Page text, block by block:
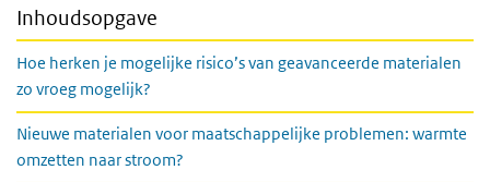
Inhoudsopgave
Hoe herken je mogelijke risico’s van geavanceerde materialen
zo vroeg mogelijk?
Nieuwe materialen voor maatschappelijke problemen: warmte
omzetten naar stroom?